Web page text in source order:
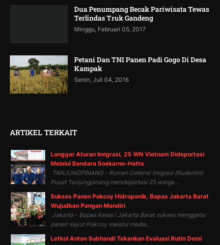
Dua Penumpang Becak Pariwisata Tewas
Terlindas Truk Gandeng
Minggu, Februari 05, 2017
Petani Dan TNI Panen Padi Gogo Di Desa
Kampak
Senin, Juli 04, 2016
ARTIKEL TERKAIT
Langgar Aturan Imigrasi, 25 WN Vietnam Dideportasi
Melalui Bandara Soekarno-Hatta
TANJUNGPINANG - Rumah Detensi Imigrasi (Rudenim)
Pusat Tanjungpinang mendeportasi 25 warga...
Sukses Panen Pokcoy Hidroponik, Bapas Jakarta Barat
Wujudkan Pangan Mandiri
Jakarta - Bapas Kelas I Jakarta Barat sukses menggelar
panen sayur Pokcoy melalui media...
Letkol Anton Subhandi Tekankan Evaluasi Rutin Demi